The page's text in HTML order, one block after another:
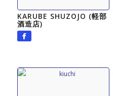
KARUBE SHUZOJO (軽部
酒造店)